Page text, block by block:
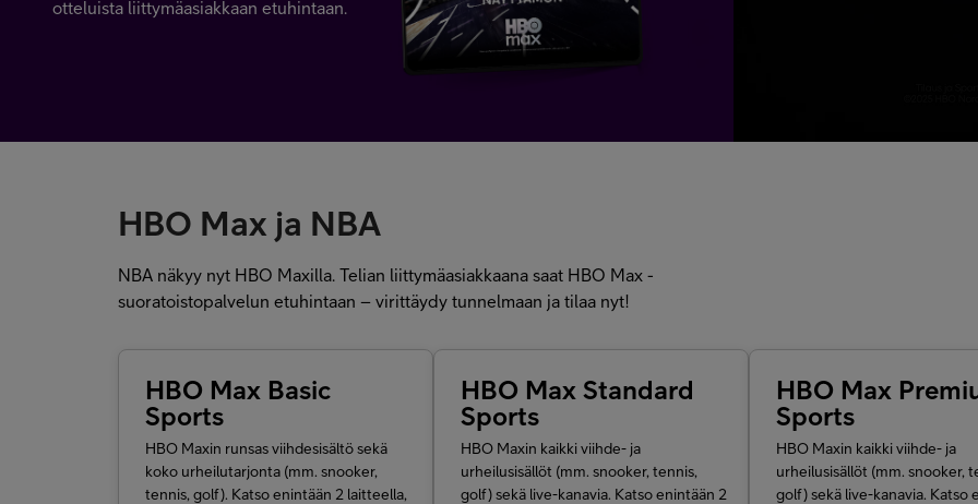
otteluista liittymäasiakkaan etuhintaan.
HBO Max ja NBA
NBA näkyy nyt HBO Maxilla. Telian liittymäasiakkaana saat HBO Max -
suoratoistopalvelun etuhintaan – virittäydy tunnelmaan ja tilaa nyt!
HBO Max Basic
Sports
HBO Maxin runsas viihdesisältö sekä
koko urheilutarjonta (mm. snooker,
tennis, golf). Katso enintään 2 laitteella,
HBO Max Standard
Sports
HBO Maxin kaikki viihde- ja
urheilusisällöt (mm. snooker, tennis,
golf)sekä live-kanavia. Katso enintään 2
HBO Max
Sports
HBO Maxin kaikki viihde- ja
urheilusisällöt (mm. snooker,
golf)sekä live-kanavia. Katso